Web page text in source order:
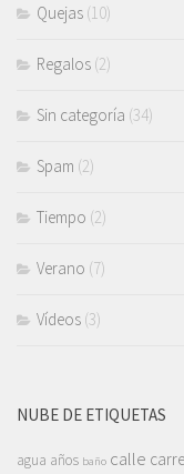
Quejas (10)
Regalos (2)
Sin categoría (34)
Spam (2)
Tiempo (2)
Verano (7)
Vídeos (3)
NUBE DE ETIQUETAS
agua años baño calle